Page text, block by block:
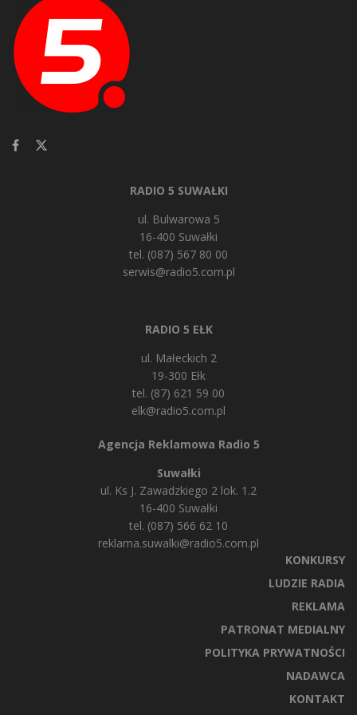
RADIO 5 SUWAŁKI
ul. Bulwarowa 5
16-400 Suwałki
tel. (087) 567 80 00
serwis@radio5.com.pl
RADIO 5 EŁK
ul. Małeckich 2
19-300 Ełk
tel. (87) 621 59 00
elk@radio5.com.pl
Agencja Reklamowa Radio 5
Suwałki
ul. Ks J. Zawadzkiego 2 lok. 1.2
16-400 Suwałki
tel. (087) 566 62 10
reklama.suwalki@radio5.com.pl
KONKURSY
LUDZIE RADIA
REKLAMA
PATRONAT MEDIALNY
POLITYKA PRYWATNOŚCI
NADAWCA
KONTAKT